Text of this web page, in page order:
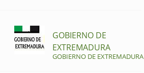
GOBIERNO DE
EXTREMADURA
GOBIERNO DE EXTREMADURA